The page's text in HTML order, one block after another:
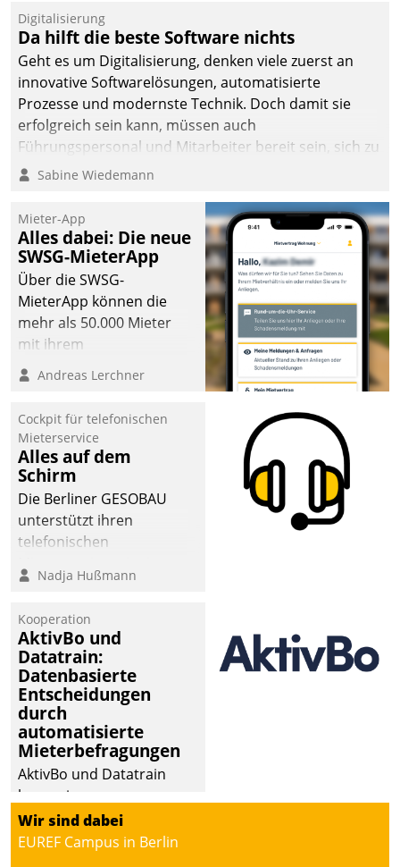
Einsparungen durch optimierte und automatisierte
Prozesse. Doch man darf nicht zu viel erwarten: Allein
mit der Einführung einer neuen Software ist es nicht
getan. Die Digitalisierung erfordert von Unternehmen
die Bereitschaft, sich zu überprüfen, zu hinterfragen
und zu verändern.
Digitalisierung
Da hilft die beste Software nichts
Geht es um Digitalisierung, denken viele zuerst an
innovative Softwarelösungen, automatisierte
Prozesse und modernste Technik. Doch damit sie
erfolgreich sein kann, müssen auch
Führungspersonal und Mitarbeiter bereit sein, sich zu
verändern und anzupassen, sonst werden sie an ihr
Sabine Wiedemann
Mieter-App
Alles dabei: Die neue
SWSG-MieterApp
Über die SWSG-
MieterApp können die
mehr als 50.000 Mieter
mit ihrem
Wohnungsunternehmen
kommunizieren, auf dem
einsehen und ändern
oder
Schadensmeldungen
abgeben – rund um die
Uhr.
Andreas Lerchner
Cockpit für telefonischen
Mieterservice
Alles auf dem
Schirm
Die Berliner GESOBAU
unterstützt ihren
telefonischen
digitalen Cockpit, das
passende Fragen und
Schlagworte auswirft.
Eine intuitive
Dialogführung ermöglicht
dem externen
Serviceteam, Anrufe von
Mietenden zügiger und
effizienter zu bearbeiten.
Nadja Hußmann
Kooperation
AktivBo und
Datatrain:
Datenbasierte
Entscheidungen
durch
automatisierte
Mieterbefragungen
AktivBo und Datatrain
kooperieren –
Immobilienunternehmen
profitieren: Die nahtlose
Wir sind dabei
EUREF Campus in Berlin